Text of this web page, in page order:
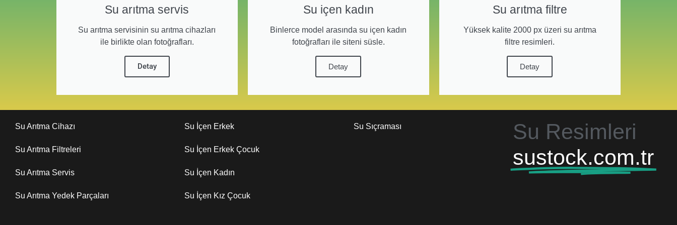
Su arıtma servis
Su arıtma servisinin su arıtma cihazları
ile birlikte olan fotoğrafları.
Detay
Su içen kadın
Binlerce model arasında su içen kadın
fotoğrafları ile siteni süsle.
Detay
Su arıtma filtre
Yüksek kalite 2000 px üzeri su arıtma
filtre resimleri.
Detay
Su Arıtma Cihazı
Su Arıtma Filtreleri
Su Arıtma Servis
Su Arıtma Yedek Parçaları
Su İçen Erkek
Su İçen Erkek Çocuk
Su İçen Kadın
Su İçen Kız Çocuk
Su Sıçraması
Su Resimleri
sustock.com.tr